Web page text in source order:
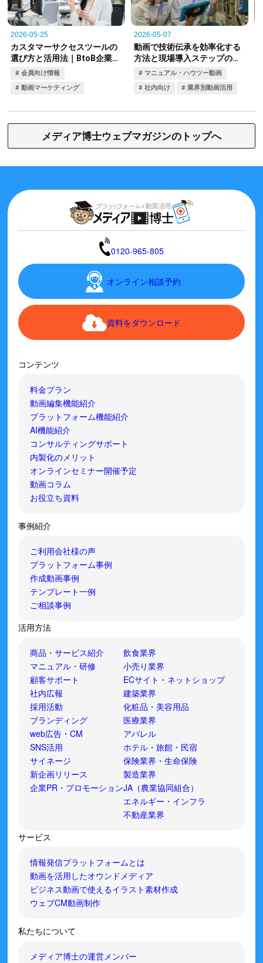
メディア博士ウェブマガジンのトップへ
0120-965-805
オンライン相談予約
資料をダウンロード
コンテンツ
料金プラン
動画編集機能紹介
プラットフォーム機能紹介
AI機能紹介
コンサルティングサポート
内製化のメリット
オンラインセミナー開催予定
動画コラム
お役立ち資料
事例紹介
ご利用会社様の声
プラットフォーム事例
作成動画事例
テンプレート一例
ご相談事例
活用方法
商品・サービス紹介
マニュアル・研修
顧客サポート
社内広報
採用活動
ブランディング
web広告・CM
SNS活用
サイネージ
新企画リリース
企業PR・プロモーション
飲食業界
小売り業界
ECサイト・ネットショップ
建築業界
化粧品・美容用品
医療業界
アパレル
ホテル・旅館・民宿
保険業界・生命保険
製造業界
JA（農業協同組合）
エネルギー・インフラ
不動産業界
サービス
情報発信プラットフォームとは
動画を活用したオウンドメディア
ビジネス動画で使えるイラスト素材作成
ウェブCM動画制作
私たちについて
メディア博士の運営メンバー